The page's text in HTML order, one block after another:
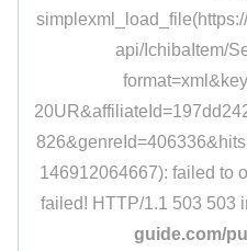
api/IchibaItem/
146912064667): failed to
failed! HTTP/1.1 503 503
guide.com/